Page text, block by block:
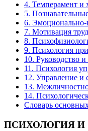
4. Темперамент и
5.
6. Эмоционально-
7. Мотивация
8.
9. Психология
10. Руководство и
11. Психология
12. Управление и
13.
14.
Словарь
ПСИХОЛОГИЯ И